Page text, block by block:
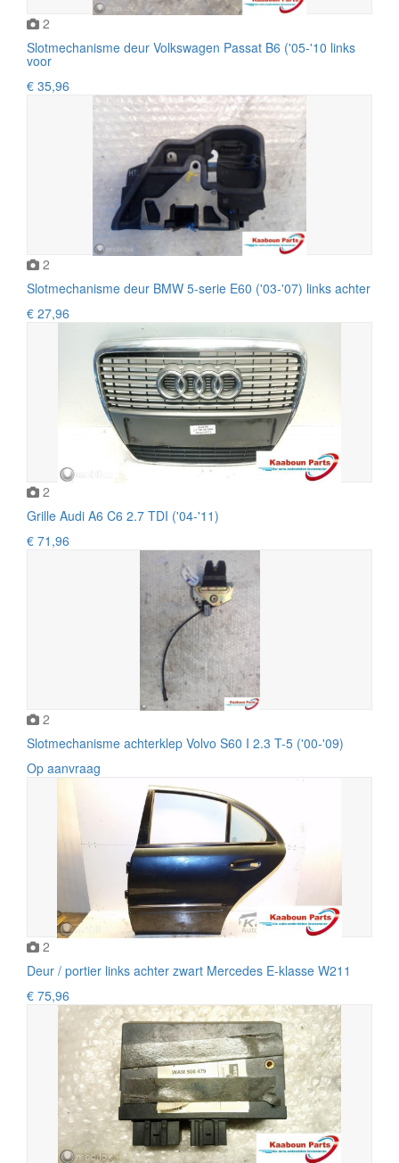
2
Slotmechanisme deur Volkswagen Passat B6 ('05-'10 links
voor
€ 35,96
2
Slotmechanisme deur BMW 5-serie E60 ('03-'07) links achter
€ 27,96
2
Grille Audi A6 C6 2.7 TDI ('04-'11)
€ 71,96
2
Slotmechanisme achterklep Volvo S60 I 2.3 T-5 ('00-'09)
Op aanvraag
2
Deur / portier links achter zwart Mercedes E-klasse W211
€ 75,96